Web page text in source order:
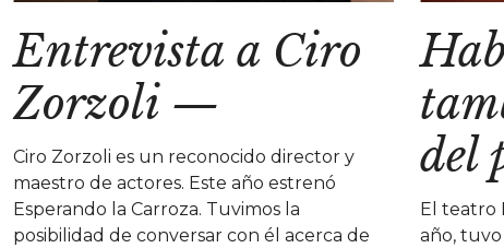
Entrevista a Ciro
Zorzoli—
Ciro Zorzoli es un reconocido director y
maestro de actores. Este año estrenó
Esperando la Carroza. Tuvimos la
posibilidad de conversar con él acerca de
del
El teatro
año,